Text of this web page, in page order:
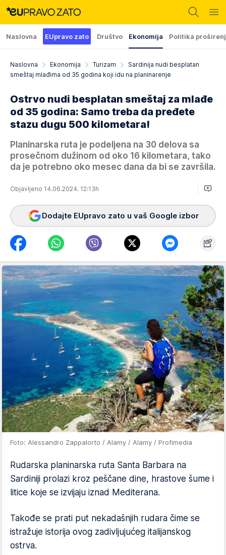
Naslovna EUpravo zato Društvo Ekonomija Politika
Naslovna Ekonomija Turizam
Sardinija nudi besplatan
smeštaj mlađima od 35 godina koji idu na planinarenje
Ostrvo nudi besplatan smeštaj za mlađe
od 35 godina: Samo treba da pređete
stazu dugu 500 kilometara!
Planinarska ruta je podeljena na 30 delova sa
prosečnom dužinom od oko 16 kilometara, tako
da je potrebno oko mesec dana da bi se završila.
Objavljeno 14.06.2024. 12:13h
Dodajte EUpravo zato u vaš Google izbor
Foto: Alessandro Zappalorto / Alamy / Alamy / Profimedia
Rudarska planinarska ruta Santa Barbara na
Sardiniji prolazi kroz peščane dine, hrastove šume i
litice koje se izvijaju iznad Mediterana.
Takođe se prati put nekadašnjih rudara čime se
istražuje istorija ovog zadivljujućeg italijanskog
ostrva.